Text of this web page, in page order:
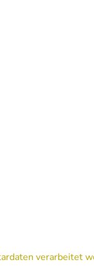
verarbeitet